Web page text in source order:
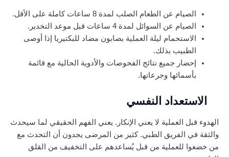
الصيام عن الطعام الصلب لمدة 8 ساعات كاملة على الأقل.
الصيام عن السوائل لمدة 4 ساعات قبل موعد التخدير.
الاستحمام ليلة العملية بصابون مضاد للبكتيريا إذا أوصى
الطبيب بذلك.
إحضار جميع نتائج الفحوصات والأدوية الحالية مع قائمة
بأسمائها وجرعاتها.
الاستعداد النفسي
الهدوء قبل العملية لا يعني الإنكار. يعني الفهم الحقيقي لما سيحدث
والثقة في الفريق الطبي. كثير من المرضى يجدون أن التحدث مع
من خضعوا للعملية من قبل يُساعدهم على التخفيف من القلق